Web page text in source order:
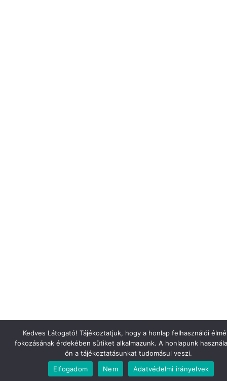
Kedves Látogató! Tájékoztatjuk, hogy a honlap felhasználói
fokozásának érdekében sütiket alkalmazunk. A honlapunk
ön a tájékoztatásunkat tudomásul veszi.
Elfogadom
Nem Adatvédelmi irányelvek